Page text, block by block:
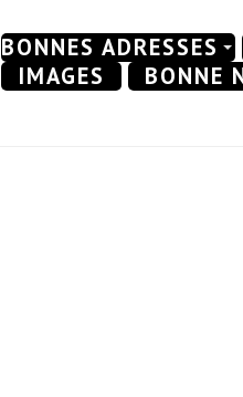
BONNES ADRESSES
IMAGES
BONNE